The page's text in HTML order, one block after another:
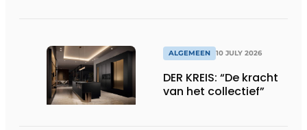
ALGEMEEN 10 JULY 2026
DER KREIS: “De kracht
van het collectief”